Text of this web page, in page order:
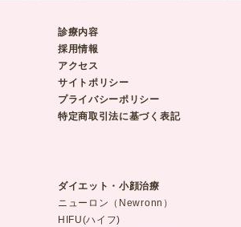
診療内容
採用情報
アクセス
サイトポリシー
プライバシーポリシー
特定商取引法に基づく表記
ダイエット・小顔治療
ニューロン（Newronn）
HIFU(ハイフ)